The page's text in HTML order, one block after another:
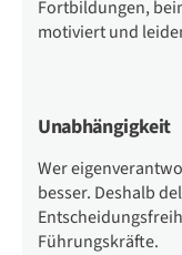
Fortbildungen,
motiviert und
Unabhängigkeit
Wer
besser. Deshalb
Führungskräfte.